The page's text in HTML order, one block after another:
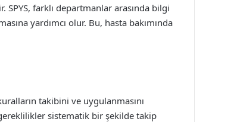
farklı departmanlar arasında bilgi
yardımcı olur. Bu, hasta bakımında
takibini ve uygulanmasını
sistematik bir şekilde takip